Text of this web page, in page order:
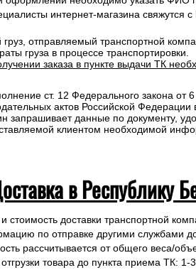
интернет-магазина свяжутся
отправляемый транспортной
груза в процессе транспортировки.
заказа в пункте выдачи ТК
ст. 12 Федерального закона
актов Российской
запрашивает данные по документу,
клиентом необходимой
в Республику
стоимость доставки транспортной
по отправке другими службами
рассчитывается от общего веса/
товара до пункта приема ТК: 1-3